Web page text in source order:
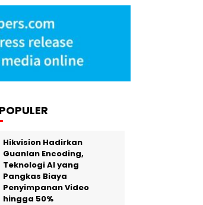
Hikvision Hadirkan
Guanlan Encoding,
Teknologi AI yang
Pangkas Biaya
Penyimpanan Video
hingga 50%